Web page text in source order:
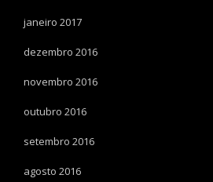
janeiro 2017
dezembro 2016
novembro 2016
outubro 2016
setembro 2016
agosto 2016